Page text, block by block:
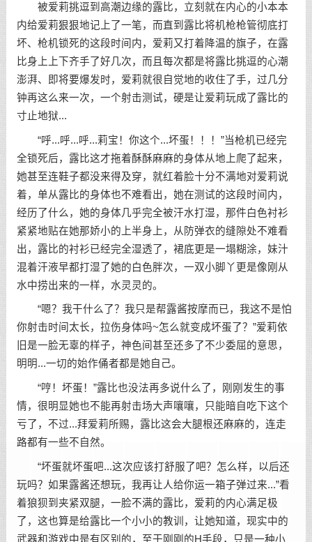
被爱莉挑逗到高潮边缘的露比，立刻就在内心的小本本
内给爱莉狠狠地记上了一笔，而直到露比将机枪枪管彻底打
坏、枪机锁死的这段时间内，爱莉又打着降温的旗子，在露
比身上上下齐手了好几次，而且每次都是将露比挑逗的心潮
澎湃、即将要爆发时，爱莉就很自觉地的收住了手，过几分
钟再这么来一次，一个射击测试，硬是让爱莉玩成了露比的
寸止地狱...
“呼...呼...呼...莉宝！你这个...坏蛋！！！”当枪机已经完
全锁死后，露比这才拖着酥酥麻麻的身体从地上爬了起来，
她甚至连鞋子都没来得及穿，就红着脸十分不满地对爱莉说
着，单从露比的身体也不难看出，她在测试的这段时间内，
经历了什么，她的身体几乎完全被汗水打湿，那件白色衬衫
紧紧地贴在她那娇小的上半身上，从防弹衣的缝隙处不难看
出，露比的衬衫已经完全湿透了，裙底更是一塌糊涂，妹汁
混着汗液早都打湿了她的白色胖次，一双小脚丫更是像刚从
水中捞出来的一样，水灵灵的。
“嗯？我干什么了？我只是帮露酱按摩而已，我这不是怕
你射击时间太长，拉伤身体吗~怎么就变成坏蛋了？”爱莉依
旧是一脸无辜的样子，神色间甚至还多了不少委屈的意思，
明明...一切的始作俑者都是她自己。
“哼！坏蛋！”露比也没法再多说什么了，刚刚发生的事
情，很明显她也不能再射击场大声嚷嚷，只能暗自吃下这个
亏了，不过...拜爱莉所赐，露比这会大腿根还麻麻的，连走
路都有一些不自然。
“坏蛋就坏蛋吧...这次应该打舒服了吧？怎么样，以后还
玩吗？如果露酱还想玩，我再让人给你运一箱子弹过来...”看
着狼狈到夹紧双腿，一脸不满的露比，爱莉的内心满足极
了，这也算是给露比一个小小的教训，让她知道，现实中的
武器和游戏中是有区别的，至于刚刚的H手段，只是一种小